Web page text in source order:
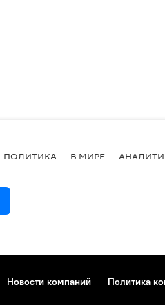
ПОЛИТИКА В МИРЕ
Новости компаний Политика